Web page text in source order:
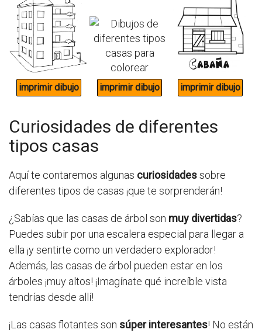
Curiosidades de diferentes
tipos casas
Aquí te contaremos algunas curiosidadessobre
diferentes tipos de casas ¡que te sorprenderán!
¿Sabías que las casas de árbol son muy divertidas?
Puedes subir por una escalera especial para llegar a
ella ¡y sentirte como un verdadero explorador!
Además, las casas de árbol pueden estar en los
árboles ¡muy altos! ¡Imagínate qué increíble vista
tendrías desde allí!
¡Las casas flotantes son súper interesantes! No están